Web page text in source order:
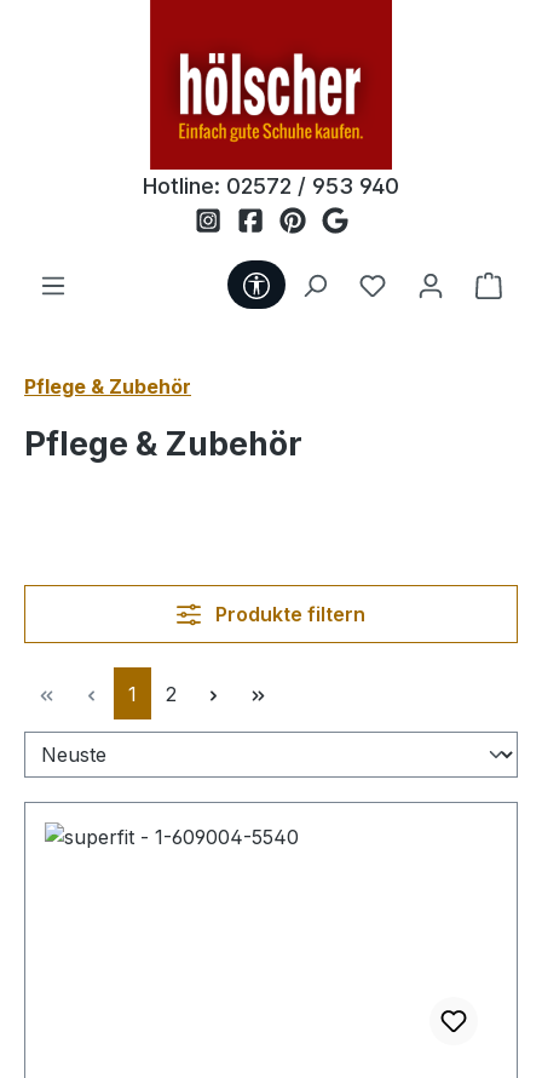
Hotline: 02572 / 953 940
Werkzeugleiste anzeigen
Du hast 0
Pflege & Zubehör
Pflege & Zubehör
Produkte filtern
Seite
1 Seite
2